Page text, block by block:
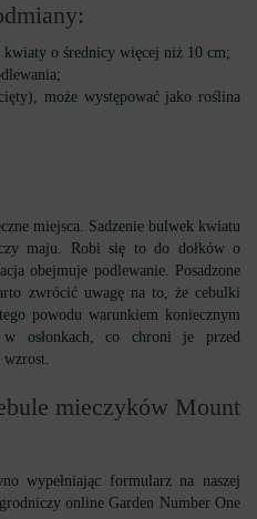
kwiaty o średnicy więcej niż 10 cm;
może występować jako roślina
miejsca. Sadzenie bulwek kwiatu
maju. Robi się to do dołków o
obejmuje podlewanie. Posadzone
zwrócić uwagę na to, że cebulki
powodu warunkiem koniecznym
osłonkach, co chroni je przed
wzrost.
mieczyków Mount
wypełniając formularz na naszej
online Garden Number One